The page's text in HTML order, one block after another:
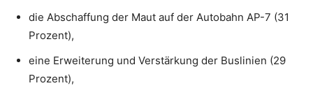
die Abschaffung der Maut auf der Autobahn AP-7 (31
Prozent),
eine Erweiterung und Verstärkung der Buslinien (29
Prozent),